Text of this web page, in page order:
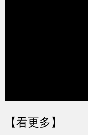
【看更多】